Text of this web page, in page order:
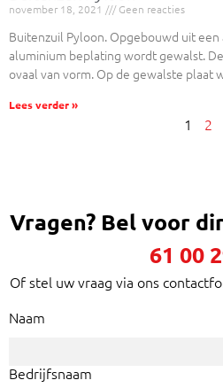
november 18, 2021 Geen reacties
Buitenzuil Pyloon. Opgebouwd uit
aluminium beplating wordt gewalst.
ovaal van vorm. Op de gewalste plaat
Lees verder »
1 2
Vragen? Bel voor
61 00
Of stel uw vraag via ons
Naam
Bedrijfsnaam